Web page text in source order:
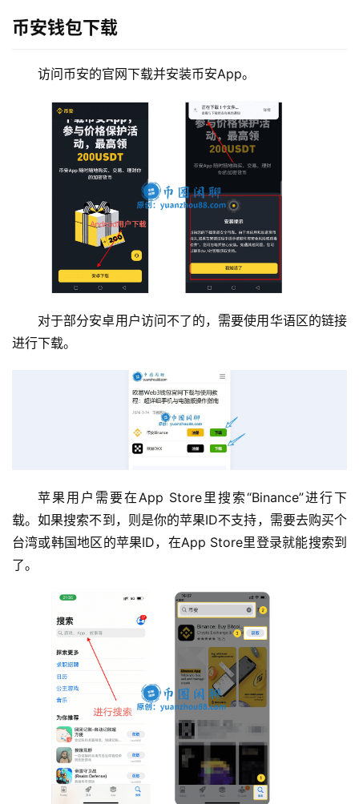
币安钱包下载
访问币安的官网下载并安装币安App。
对于部分安卓用户访问不了的，需要使用华语区的链接
进行下载。
苹果用户需要在App Store里搜索“Binance”进行下
载。如果搜索不到，则是你的苹果ID不支持，需要去购买个
台湾或韩国地区的苹果ID，在App Store里登录就能搜索到
了。